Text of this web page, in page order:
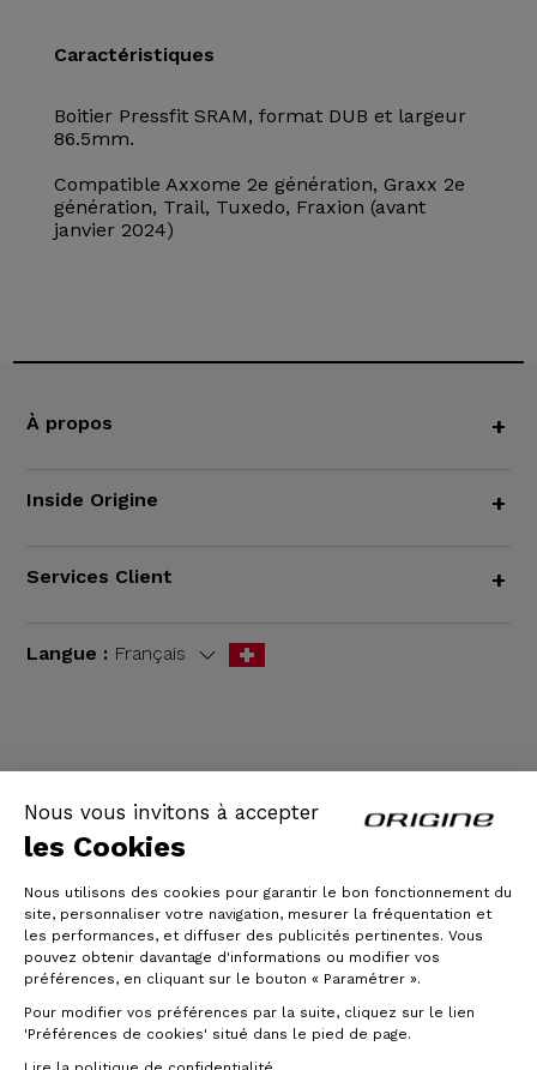
Nous vous invitons à accepter
les Cookies
Nous utilisons des cookies pour garantir le bon fonctionnement du
site, personnaliser votre navigation, mesurer la fréquentation et
les performances, et diffuser des publicités pertinentes. Vous
pouvez obtenir davantage d'informations ou modifier vos
préférences, en cliquant sur le bouton « Paramétrer ».
Pour modifier vos préférences par la suite, cliquez sur le lien
'Préférences de cookies' situé dans le pied de page.
Caractéristiques
Boitier Pressfit SRAM, format DUB et largeur
86.5mm.
Compatible Axxome 2e génération, Graxx 2e
génération, Trail, Tuxedo, Fraxion (avant
janvier 2024)
À propos +
Inside Origine +
Services Client +
Langue : Français
© Origine Cycles